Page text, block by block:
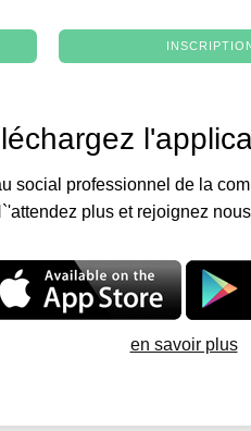
INSCRIPTION
social professionnel de la
plus et rejoignez
en savoir plus